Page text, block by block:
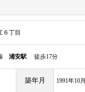
６丁目
浦安駅 徒歩17分
築年月 1991年10月